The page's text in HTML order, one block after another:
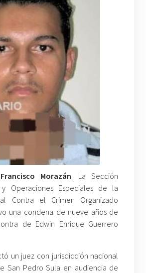
Morazán. La Sección
y Operaciones Especiales de la
Contra el Crimen Organizado
una condena de nueve años de
de Edwin Enrique Guerrero
un juez con jurisdicción nacional
San Pedro Sula en audiencia de